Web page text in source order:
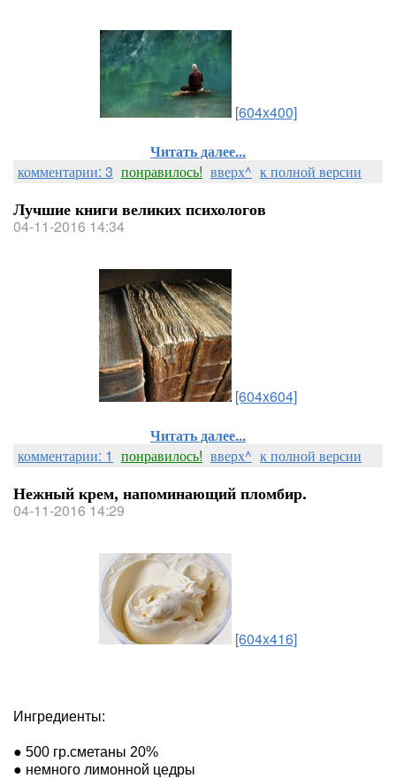
[604x400]
Читать далее...
комментарии: 3 понравилось! вверх^ к полной версии
Лучшие книги великих психологов
04-11-2016 14:34
[604x604]
Читать далее...
комментарии: 1 понравилось! вверх^ к полной версии
Нежный крем, напоминающий пломбир.
04-11-2016 14:29
[604x416]
Ингредиенты:
● 500 гр.сметаны 20%
● немного лимонной цедры